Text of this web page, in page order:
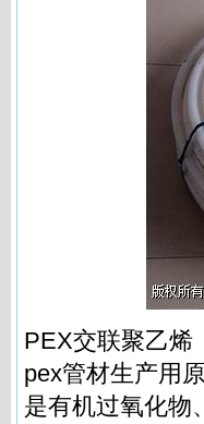
PEX交联聚乙烯
pex管材生产用
是有机过氧化物